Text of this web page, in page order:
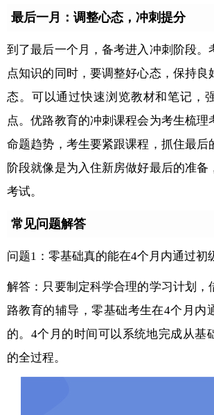
最后一月：调整心态，冲刺提分
到了最后一个月，备考进入冲刺阶段。
点知识的同时，要调整好心态，保持良
态。可以通过快速浏览教材和笔记，
点。优路教育的冲刺课程会为考生梳理
命题趋势，考生要紧跟课程，抓住最后
阶段就像是为入住新房做好最后的准备
考试。
常见问题解答
问题1：零基础真的能在4个月内通过初
解答：只要制定科学合理的学习计划，
路教育的辅导，零基础考生在4个月内
的。4个月的时间可以系统地完成从基
的全过程。